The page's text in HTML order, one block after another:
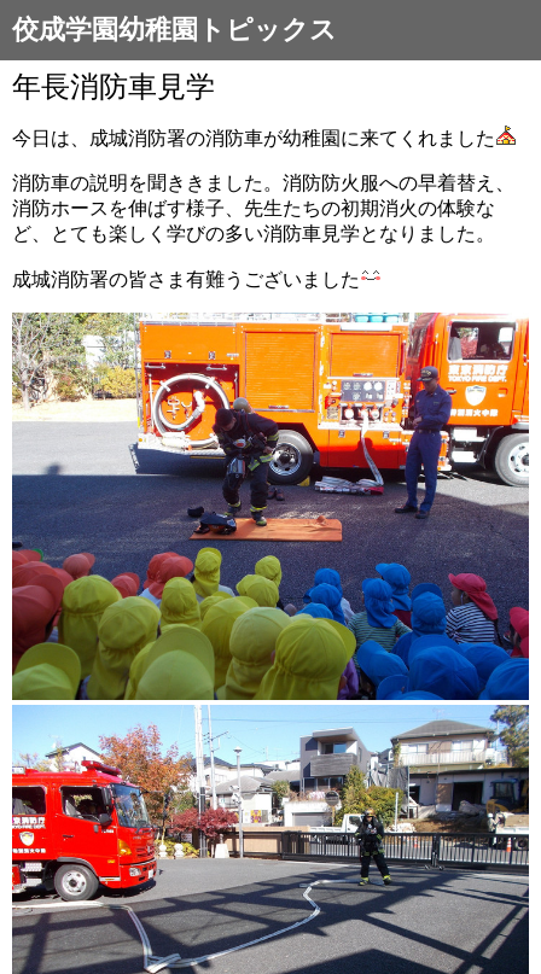
佼成学園幼稚園トピックス
年長消防車見学
今日は、成城消防署の消防車が幼稚園に来てくれました
消防車の説明を聞ききました。消防防火服への早着替え、
消防ホースを伸ばす様子、先生たちの初期消火の体験な
ど、とても楽しく学びの多い消防車見学となりました。
成城消防署の皆さま有難うございました